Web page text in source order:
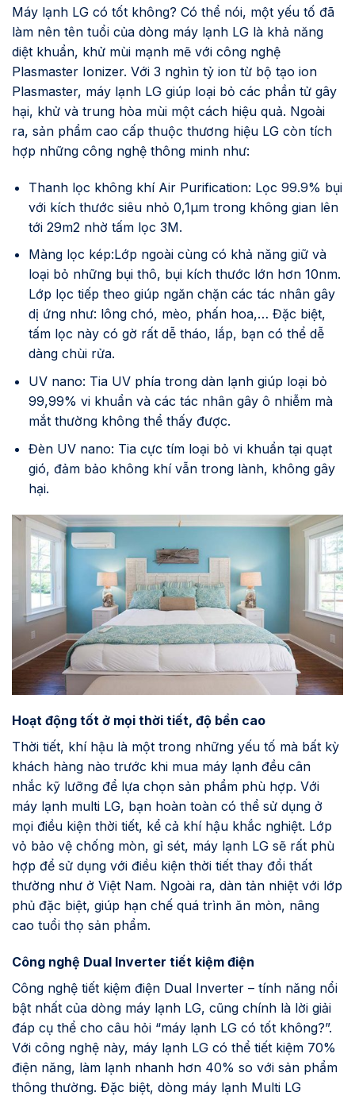
Máy lạnh LG có tốt không? Có thể nói, một yếu tố đã
làm nên tên tuổi của dòng máy lạnh LG là khả năng
diệt khuẩn, khử mùi mạnh mẽ với công nghệ
Plasmaster Ionizer. Với 3 nghìn tỷ ion từ bộ tạo ion
Plasmaster, máy lạnh LG giúp loại bỏ các phần tử gây
hại, khử và trung hòa mùi một cách hiệu quả. Ngoài
ra, sản phẩm cao cấp thuộc thương hiệu LG còn tích
hợp những công nghệ thông minh như:
Thanh lọc không khí Air Purification: Lọc 99.9% bụi
với kích thước siêu nhỏ 0,1µm trong không gian lên
tới 29m2 nhờ tấm lọc 3M.
Màng lọc kép:Lớp ngoài cùng có khả năng giữ và
loại bỏ những bụi thô, bụi kích thước lớn hơn 10nm.
Lớp lọc tiếp theo giúp ngăn chặn các tác nhân gây
dị ứng như: lông chó, mèo, phấn hoa,… Đặc biệt,
tấm lọc này có gờ rất dễ tháo, lắp, bạn có thể dễ
dàng chùi rửa.
UV nano: Tia UV phía trong dàn lạnh giúp loại bỏ
99,99% vi khuẩn và các tác nhân gây ô nhiễm mà
mắt thường không thể thấy được.
Đèn UV nano: Tia cực tím loại bỏ vi khuẩn tại quạt
gió, đảm bảo không khí vẫn trong lành, không gây
hại.
Hoạt động tốt ở mọi thời tiết, độ bền cao
Thời tiết, khí hậu là một trong những yếu tố mà bất kỳ
khách hàng nào trước khi mua máy lạnh đều cân
nhắc kỹ lưỡng để lựa chọn sản phẩm phù hợp. Với
máy lạnh multi LG, bạn hoàn toàn có thể sử dụng ở
mọi điều kiện thời tiết, kể cả khí hậu khắc nghiệt. Lớp
vỏ bảo vệ chống mòn, gỉ sét, máy lạnh LG sẽ rất phù
hợp để sử dụng với điều kiện thời tiết thay đổi thất
thường như ở Việt Nam. Ngoài ra, dàn tản nhiệt với lớp
phủ đặc biệt, giúp hạn chế quá trình ăn mòn, nâng
cao tuổi thọ sản phẩm.
Công nghệ Dual Inverter tiết kiệm điện
Công nghệ tiết kiệm điện Dual Inverter – tính năng nổi
bật nhất của dòng máy lạnh LG, cũng chính là lời giải
đáp cụ thể cho câu hỏi “máy lạnh LG có tốt không?”.
Với công nghệ này, máy lạnh LG có thể tiết kiệm 70%
điện năng, làm lạnh nhanh hơn 40% so với sản phẩm
thông thường. Đặc biệt, dòng máy lạnh Multi LG